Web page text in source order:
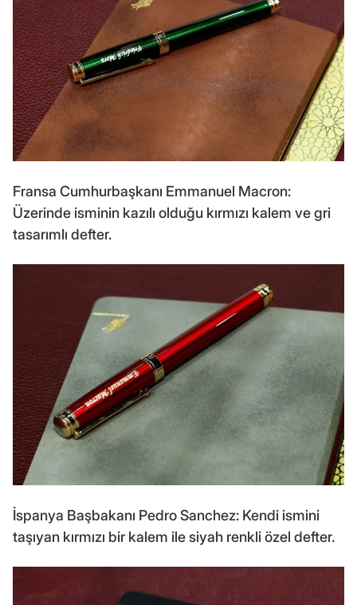
Fransa Cumhurbaşkanı Emmanuel Macron:
Üzerinde isminin kazılı olduğu kırmızı kalem ve gri
tasarımlı defter.
İspanya Başbakanı Pedro Sanchez: Kendi ismini
taşıyan kırmızı bir kalem ile siyah renkli özel defter.